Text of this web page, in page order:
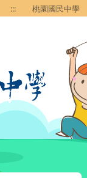
::: 桃園國民中學